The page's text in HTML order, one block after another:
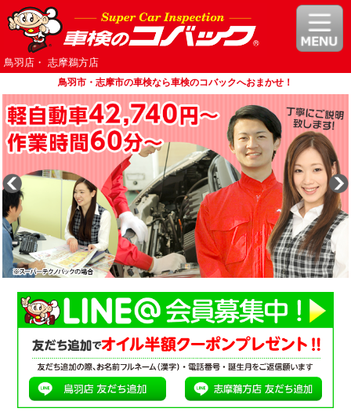
鳥羽店・ 志摩鵜方店
鳥羽市・志摩市の車検なら車検のコバックへおまかせ！